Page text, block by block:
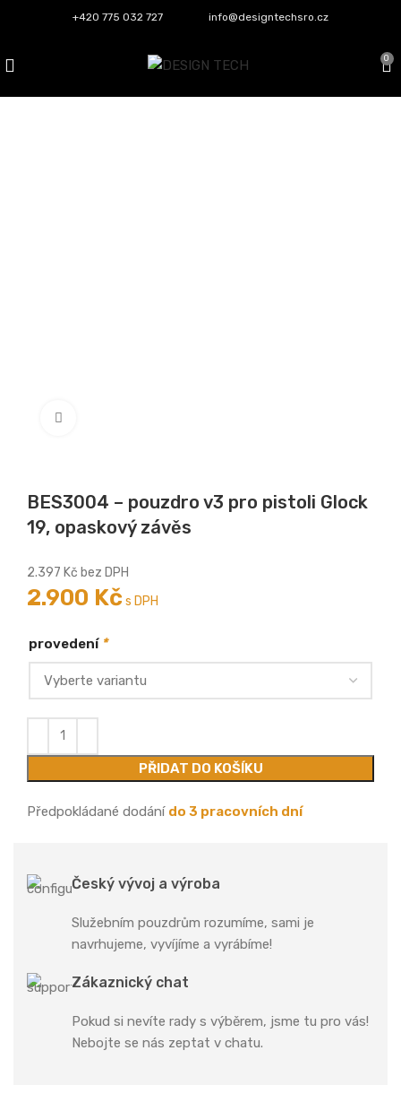
+420 775 032 727 info@designtechsro.cz
0
BES3004 – pouzdro v3 pro pistoli Glock
19, opaskový závěs
2.397 Kč bez DPH
2.900 Kč s DPH
provedení *
PŘIDAT DO KOŠÍKU
Předpokládané dodání do 3 pracovních dní
Český vývoj a výroba
Služebním pouzdrům rozumíme, sami je
navrhujeme, vyvíjíme a vyrábíme!
Zákaznický chat
Pokud si nevíte rady s výběrem, jsme tu pro vás!
Nebojte se nás zeptat v chatu.